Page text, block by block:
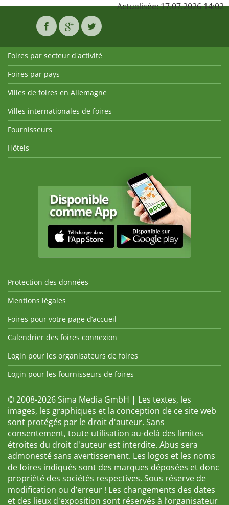
Actualisée: 17.07.2026 14:02
Foires par secteur d'activité
Foires par pays
Villes de foires en Allemagne
Villes internationales de foires
Fournisseurs
Hôtels
Protection des données
Mentions légales
Foires pour votre page d’accueil
Calendrier des foires connexion
Login pour les organisateurs de foires
Login pour les fournisseurs de foires
© 2008-2026 Sima Media GmbH | Les textes, les
images, les graphiques et la conception de ce site web
sont protégés par le droit d'auteur. Sans
consentement, toute utilisation au-delà des limites
étroites du droit d'auteur est interdite. Abus sera
admonesté sans avertissement. Les logos et les noms
de foires indiqués sont des marques déposées et donc
propriété des sociétés respectives. Sous réserve de
modification ou d’erreur ! Les changements des dates
et des lieux d'exposition sont réservés à l’organisateur